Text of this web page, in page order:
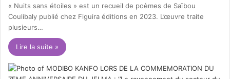
« Nuits sans étoiles » est un recueil de poèmes de Saïbou
Coulibaly publié chez Figuira éditions en 2023. L’œuvre traite
plusieurs…
Lire la suite »